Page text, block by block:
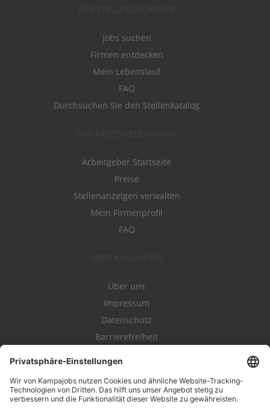
Jobs suchen
Firmen entdecken
Mein Lebenslauf
FAQ
Durchsuchen Sie den Stellenkatalog
Arbeitgeber Startseite
Preise
Stellenanzeigen verwalten
Mein Firmenprofil
FAQ
Über uns
Impressum
Datenschutz
Barrierefreiheit
Kampahire
Kampagnenforum